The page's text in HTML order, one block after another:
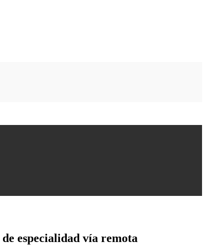
especialidad vía remota